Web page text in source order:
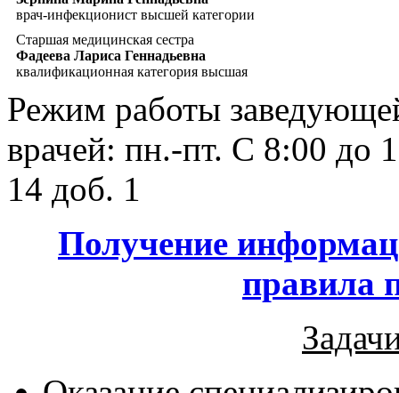
врач-инфекционист высшей категории
Старшая медицинская сестра
Фадеева Лариса Геннадьевна
квалификационная категория высшая
Режим работы
врачей: пн.-пт. С 8:00 до
14 доб. 1
Получение
правила